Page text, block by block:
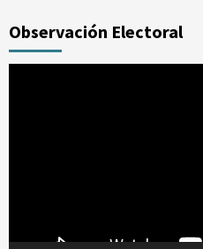
Observación Electoral